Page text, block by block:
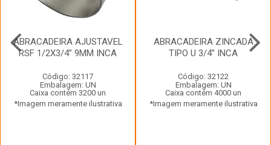
ABRACADEIRA AJUSTAVEL
RSF 1/2X3/4” 9MM INCA
Código: 32117
Embalagem: UN
Caixa contém 3200 un
*Imagem meramente ilustrativa
ABRACADEIRA ZINCADA
TIPO U 3/4” INCA
Código: 32122
Embalagem: UN
Caixa contém 4000 un
*Imagem meramente ilustrativa